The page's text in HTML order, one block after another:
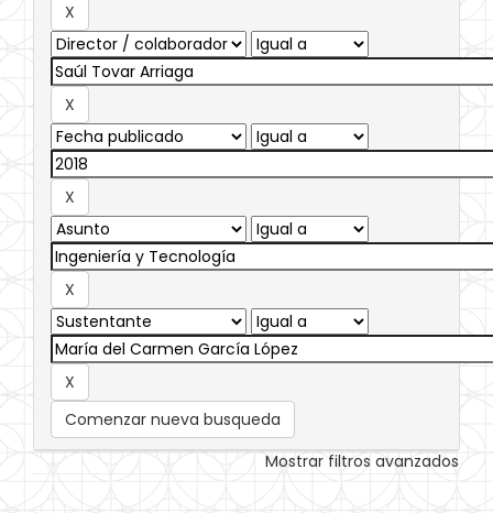
Comenzar nueva busqueda
Mostrar filtros avanzados